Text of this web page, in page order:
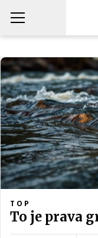
TOP
To je prava